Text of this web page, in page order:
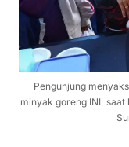
Pengunjung
minyak goreng INL